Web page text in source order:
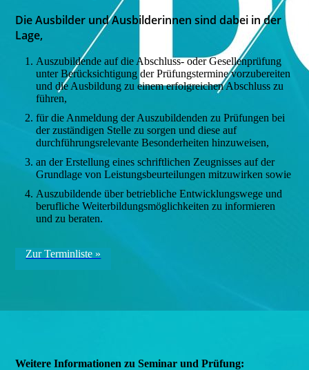
Die Ausbilder und Ausbilderinnen sind dabei in der
Lage,
Auszubildende auf die Abschluss- oder Gesellenprüfung
unter Berücksichtigung der Prüfungstermine vorzubereiten
und die Ausbildung zu einem erfolgreichen Abschluss zu
führen,
für die Anmeldung der Auszubildenden zu Prüfungen bei
der zuständigen Stelle zu sorgen und diese auf
durchführungsrelevante Besonderheiten hinzuweisen,
an der Erstellung eines schriftlichen Zeugnisses auf der
Grundlage von Leistungsbeurteilungen mitzuwirken sowie
Auszubildende über betriebliche Entwicklungswege und
berufliche Weiterbildungsmöglichkeiten zu informieren
und zu beraten.
Zur Terminliste »
Weitere Informationen zu Seminar und Prüfung: